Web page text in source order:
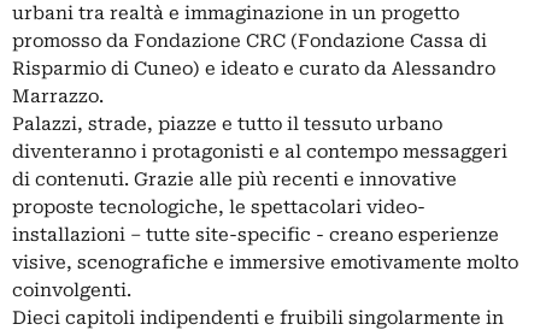
urbani tra realtà e immaginazione in un progetto
promosso da Fondazione CRC (Fondazione Cassa di
Risparmio di Cuneo) e ideato e curato da Alessandro
Marrazzo.
Palazzi, strade, piazze e tutto il tessuto urbano
diventeranno i protagonisti e al contempo messaggeri
di contenuti. Grazie alle più recenti e innovative
proposte tecnologiche, le spettacolari video-
installazioni – tutte site-specific - creano esperienze
visive, scenografiche e immersive emotivamente molto
coinvolgenti.
Dieci capitoli indipendenti e fruibili singolarmente in